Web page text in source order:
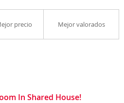
precio Mejor valorados
In Shared House!